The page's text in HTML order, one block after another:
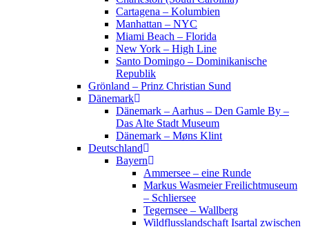
Cartagena – Kolumbien
Manhattan – NYC
Miami Beach – Florida
New York – High Line
Santo Domingo – Dominikanische
Republik
Grönland – Prinz Christian Sund
Dänemark
Dänemark – Aarhus – Den Gamle By –
Das Alte Stadt Museum
Dänemark – Møns Klint
Deutschland
Bayern
Ammersee – eine Runde
Markus Wasmeier Freilichtmuseum
– Schliersee
Tegernsee – Wallberg
Wildflusslandschaft Isartal zwischen